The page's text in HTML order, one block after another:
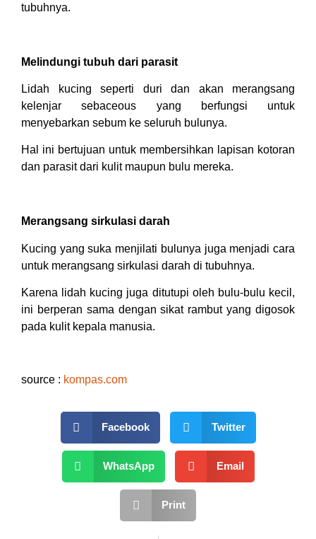
tubuhnya.
Melindungi tubuh dari parasit
Lidah kucing seperti duri dan akan merangsang
kelenjar sebaceous yang berfungsi untuk
menyebarkan sebum ke seluruh bulunya.
Hal ini bertujuan untuk membersihkan lapisan kotoran
dan parasit dari kulit maupun bulu mereka.
Merangsang sirkulasi darah
Kucing yang suka menjilati bulunya juga menjadi cara
untuk merangsang sirkulasi darah di tubuhnya.
Karena lidah kucing juga ditutupi oleh bulu-bulu kecil,
ini berperan sama dengan sikat rambut yang digosok
pada kulit kepala manusia.
source : kompas.com
Facebook Twitter
WhatsApp Email
Print